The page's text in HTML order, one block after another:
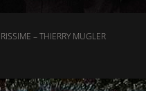
– THIERRY MUGLER